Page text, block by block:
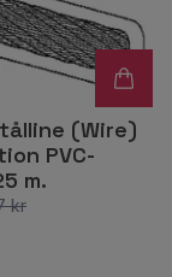
(Wire)
PVC-
m.
kr